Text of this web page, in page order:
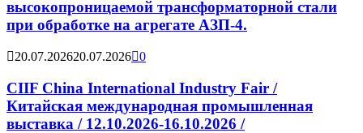
высокопроницаемой трансформаторной стали
при обработке на агрегате АЗП-4.
20.07.202620.07.2026 0
CIIF China International Industry Fair /
Китайская международная промышленная
выставка / 12.10.2026-16.10.2026 /